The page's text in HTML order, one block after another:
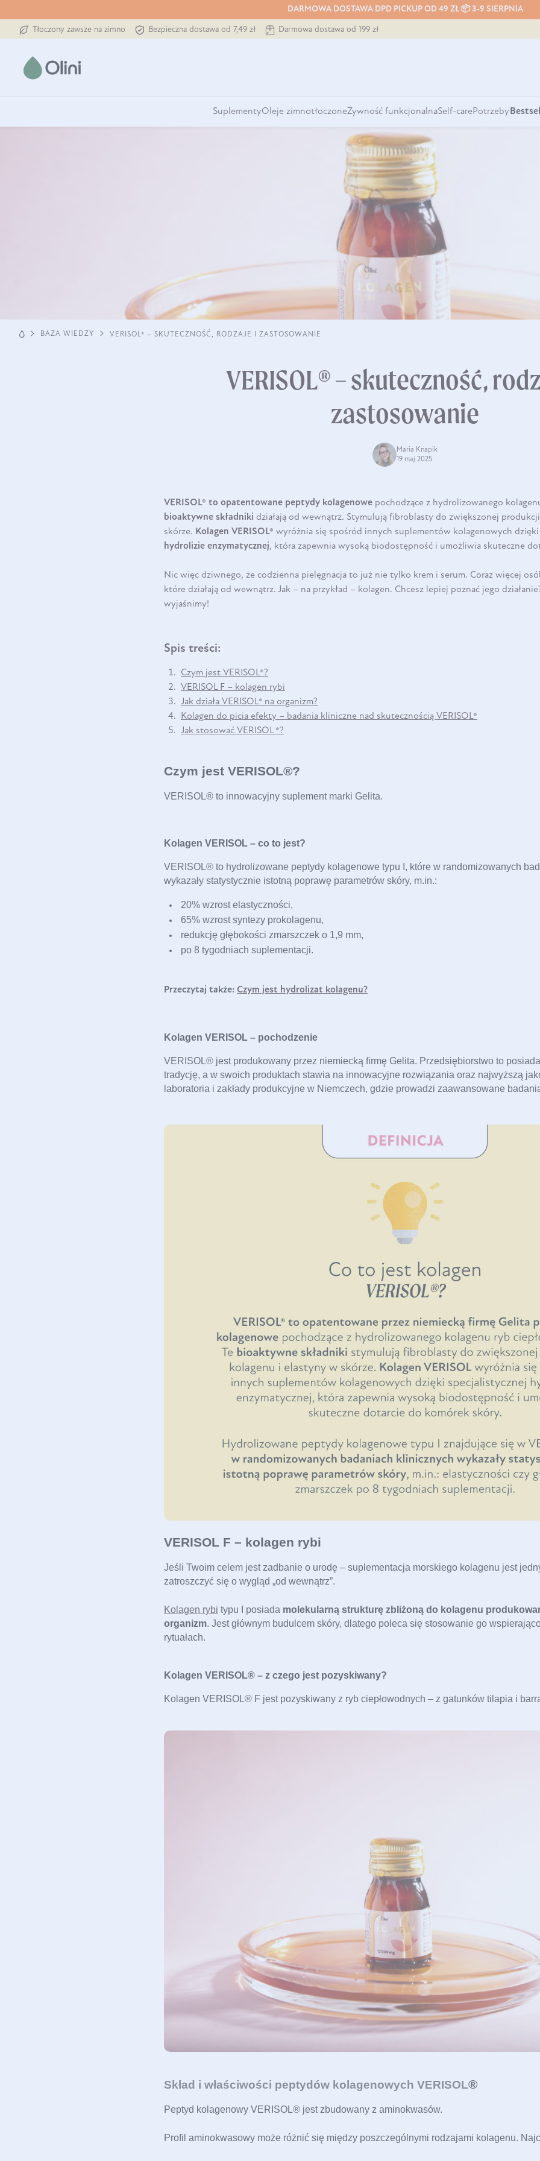
DARMOWA DOSTAWA DPD PICKUP OD 49 ZŁ 📦 3-9 SIERPNIA
Tłoczony zawsze na zimno Bezpieczna dostawa od 7,49 zł Darmowa dostawa od 199 zł
SuplementyOleje zimnotłoczoneŻywność funkcjonalnaSelf-carePotrzeby
BAZA WIEDZY VERISOL® – SKUTECZNOŚĆ, RODZAJE I ZASTOSOWANIE
VERISOL® – skuteczność,
zastosowanie
Maria Knapik
19 maj 2025
DO KOSZYKA
VERISOL® to opatentowane peptydy kolagenowe pochodzące z hydrolizowanego
bioaktywne składniki działają od wewnątrz. Stymulują fibroblasty do zwiększonej
skórze. Kolagen VERISOL® wyróżnia się spośród innych suplementów kolagenowych
hydrolizie enzymatycznej, która zapewnia wysoką biodostępność i umożliwia skuteczne
Nic więc dziwnego, że codzienna pielęgnacja to już nie tylko krem i serum. Coraz więcej
które działają od wewnątrz. Jak – na przykład – kolagen. Chcesz lepiej poznać jego
wyjaśnimy!
Spis treści:
Czym jest VERISOL®?
VERISOL F – kolagen rybi
Jak działa VERISOL® na organizm?
Kolagen do picia efekty – badania kliniczne nad skutecznością VERISOL®
Jak stosować VERISOL ®?
Czym jest VERISOL®?
VERISOL® to innowacyjny suplement marki Gelita.
Kolagen VERISOL – co to jest?
VERISOL® to hydrolizowane peptydy kolagenowe typu I, które w randomizowanych
20% wzrost elastyczności,
65% wzrost syntezy prokolagenu,
redukcję głębokości zmarszczek o 1,9 mm,
Przeczytaj także: Czym jest hydrolizat kolagenu?
Kolagen VERISOL – pochodzenie
VERISOL® jest produkowany przez niemiecką firmę Gelita. Przedsiębiorstwo to
tradycję, a w swoich produktach stawia na innowacyjne rozwiązania oraz najwyższą
laboratoria i zakłady produkcyjne w Niemczech, gdzie prowadzi zaawansowane
VERISOL F – kolagen rybi
Jeśli Twoim celem jest zadbanie o urodę – suplementacja morskiego kolagenu jest
zatroszczyć się o wygląd „od wewnątrz”.
Kolagen rybi typu I posiada molekularną strukturę zbliżoną do kolagenu
organizm. Jest głównym budulcem skóry, dlatego poleca się stosowanie go
rytuałach.
Kolagen VERISOL® – z czego jest pozyskiwany?
Kolagen VERISOL® F jest pozyskiwany z ryb ciepłowodnych – z gatunków tilapia i
Skład i właściwości peptydów kolagenowych VERISOL®
Peptyd kolagenowy VERISOL® jest zbudowany z aminokwasów.
Profil aminokwasowy może różnić się między poszczególnymi rodzajami kolagenu.